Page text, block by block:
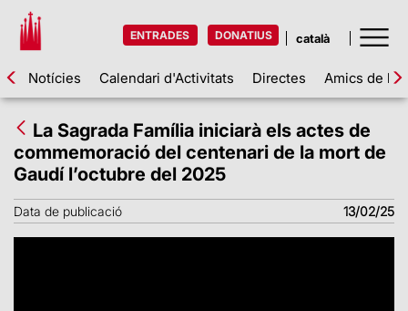
ENTRADES DONATIUS
Notícies Calendari d'Activitats Directes Amics de la
La Sagrada Família iniciarà els actes de
commemoració del centenari de la mort de
Gaudí l’octubre del 2025
Data de publicació 13/02/25